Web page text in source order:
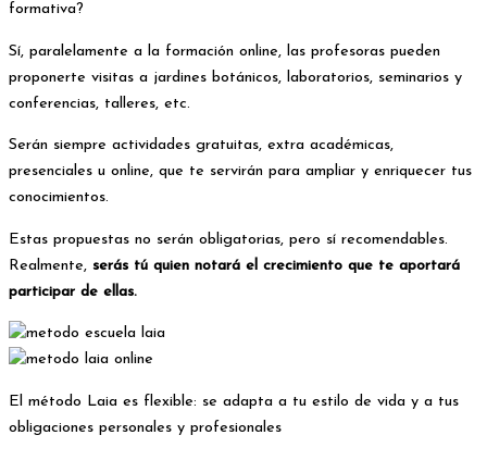
formativa?
Sí, paralelamente a la formación online, las profesoras pueden
proponerte visitas a jardines botánicos, laboratorios, seminarios y
conferencias, talleres, etc.
Serán siempre actividades gratuitas, extra académicas,
presenciales u online, que te servirán para ampliar y enriquecer tus
conocimientos.
Estas propuestas no serán obligatorias, pero sí recomendables.
Realmente, serás tú quien notará el crecimiento que te aportará
participar de ellas.
El método Laia es flexible: se adapta a tu estilo de vida y a tus
obligaciones personales y profesionales